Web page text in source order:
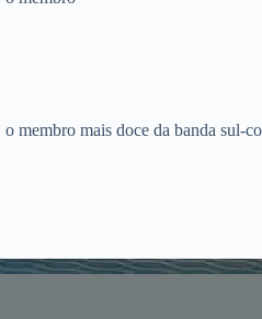
mais doce da banda sul-